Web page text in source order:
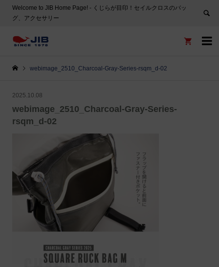
Welcome to JIB Home Page! ‐ くじらが目印！セイルクロスのバッ
グ、アクセサリー


webimage_2510_Charcoal-Gray-Series-rsqm_d-02
2025.10.08
webimage_2510_Charcoal-Gray-Series-
rsqm_d-02